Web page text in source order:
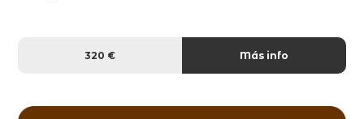
320 € Más info